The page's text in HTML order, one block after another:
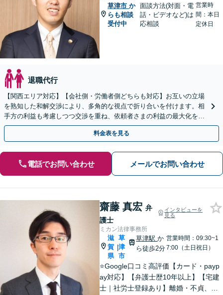
草津市 か
らも相談
受付中
面談方法(対面・電
話・ビデオなど)は
応相談
営業時
間：本日
定休日
退職代行
【関西エリア対応】【会社側・労働者側どちらも対応】お互いの立場
を熟知した和解交渉により、多角的な視点で折り合いを付けます。相
手方の利益も考慮しつつ交渉を重ね、依頼者さまの利益の最大化を目
指す「不当解雇／労災の損害賠償請求／未払い残業代請求」
料金表を見る
電話でお問い合わせ メールでお問い合わせ
齋藤 真宏 弁
護士
インタビューを
見る
ミカン法律事務所
滋
賀
県
|
草
津
市
草津駅か
ら徒歩2分
営業時間：09:30~1
7:00（土日祝日）
⭐️Google口コミ高評価【カード・payp
ay対応】【弁護士歴10年以上】【宅建
士｜社労士登録あり】離婚・不貞、破